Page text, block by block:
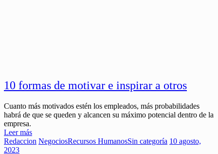
10 formas de motivar e inspirar a otros
Cuanto más motivados estén los empleados, más probabilidades
habrá de que se queden y alcancen su máximo potencial dentro de la
empresa.
Leer más
Redaccion NegociosRecursos HumanosSin categoría 10 agosto,
2023